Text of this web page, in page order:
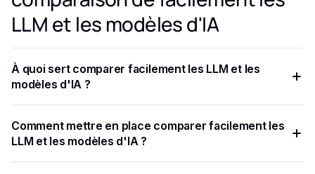
LLM et les modèles d'IA
À quoi sert comparer facilement les LLM et les
modèles d'IA ?
données.
Comment mettre en place comparer facilement les
LLM et les modèles d'IA ?